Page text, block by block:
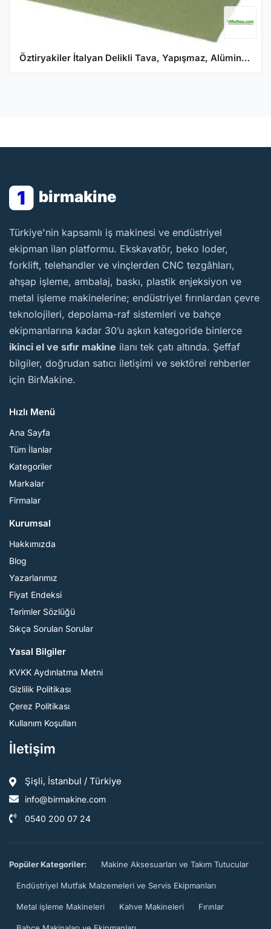
Öztiryakiler İtalyan Delikli Tava, Yapışmaz, Alüminyum, 53x32,5 cm
1 birmakine
BirMakine
Türkiye'nin kapsamlı iş makinesi ve endüstriyel
ekipman ilan platformu. Ekskavatör, beko loder,
forklift, telehandler ve vinçlerden CNC tezgâhları,
ahşap işleme, ambalaj, baskı, plastik enjeksiyon ve
metal işleme makinelerine; endüstriyel fırınlardan çevre
teknolojileri, depolama-raf sistemleri ve bahçe
ekipmanlarına kadar 30’u aşkın kategoride binlerce
ikinci el ve sıfır makine ilanı tek çatı altında. Şeffaf
bilgiler, doğrudan satıcı iletişimi ve sektörel rehberler
için BirMakine.
Hızlı Menü
Ana Sayfa
Tüm İlanlar
Kategoriler
Markalar
Firmalar
Kurumsal
Hakkımızda
Blog
Yazarlarımız
Fiyat Endeksi
Terimler Sözlüğü
Sıkça Sorulan Sorular
Yasal Bilgiler
KVKK Aydınlatma Metni
Gizlilik Politikası
Çerez Politikası
Kullanım Koşulları
İletişim
Şişli, İstanbul / Türkiye
info@birmakine.com
0540 200 07 24
Popüler Kategoriler: Makine Aksesuarları ve Takım Tutucular
Endüstriyel Mutfak Malzemeleri ve Servis Ekipmanları
Metal işleme Makineleri Kahve Makineleri Fırınlar